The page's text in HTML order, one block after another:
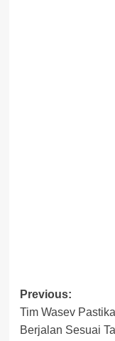
Post
Previous:
Tim Wasev
Berjalan Sesuai